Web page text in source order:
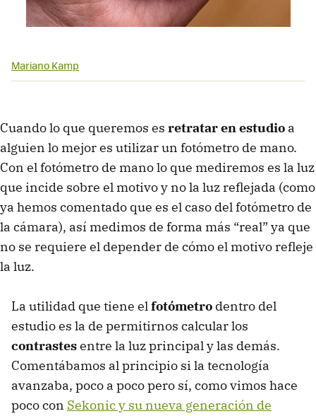
Mariano Kamp
Cuando lo que queremos es retratar en estudio a
alguien lo mejor es utilizar un fotómetro de mano.
Con el fotómetro de mano lo que mediremos es la luz
que incide sobre el motivo y no la luz reflejada (como
ya hemos comentado que es el caso del fotómetro de
la cámara), así medimos de forma más “real” ya que
no se requiere el depender de cómo el motivo refleje
la luz.
La utilidad que tiene elfotómetro dentro del
estudio es la de permitirnos calcular los
contrastesentre la luz principal y las demás.
Comentábamos al principio si la tecnología
avanzaba, poco a poco pero sí, como vimos hace
poco con Sekonic y su nueva generación de